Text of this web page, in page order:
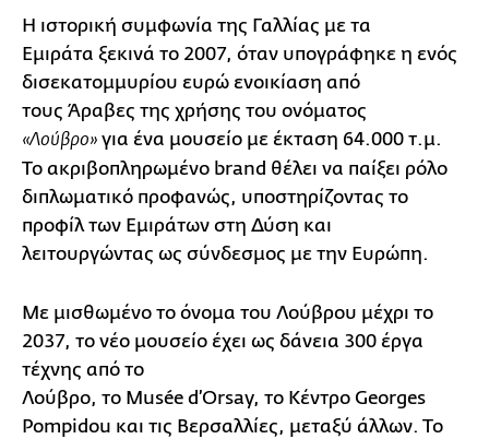
Η ιστορική συμφωνία της Γαλλίας με τα
Εμιράτα ξεκινά το 2007, όταν υπογράφηκε η ενός
δισεκατομμυρίου ευρώ ενοικίαση από
τους Άραβες της χρήσης του ονόματος
«Λούβρο» για ένα μουσείο με έκταση 64.000 τ.μ.
Το ακριβοπληρωμένο brand θέλει να παίξει ρόλο
διπλωματικό προφανώς, υποστηρίζοντας το
προφίλ των Εμιράτων στη Δύση και
λειτουργώντας ως σύνδεσμος με την Ευρώπη.
Με μισθωμένο το όνομα του Λούβρου μέχρι το
2037, το νέο μουσείο έχει ως δάνεια 300 έργα
τέχνης από το
Λούβρο, το Musée d’Orsay, το Κέντρο Georges
Pompidou και τις Βερσαλλίες, μεταξύ άλλων. Το